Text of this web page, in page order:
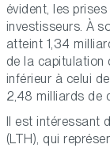
évident, les
investisseurs. À
atteint 1,34
de la capitulation
inférieur à celui
2,48 milliards de
Il est intéressant
(LTH), qui